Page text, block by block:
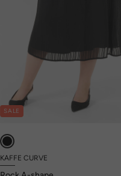
SALE
KAFFE CURVE